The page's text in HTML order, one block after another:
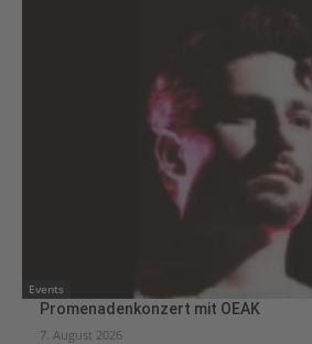
Events
Promenadenkonzert mit OEAK
7. August 2026